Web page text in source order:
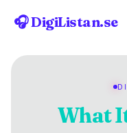
🎧 DigiListan.se
What